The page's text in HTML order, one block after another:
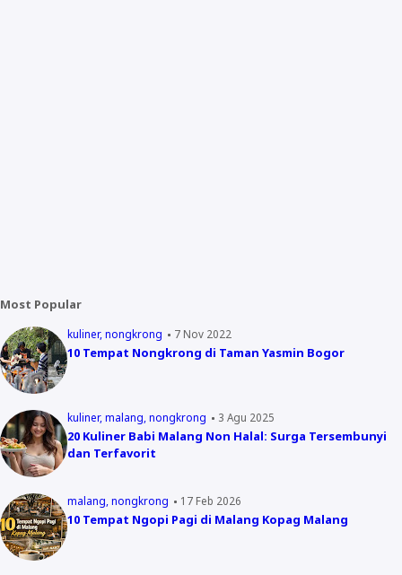
Most Popular
kuliner nongkrong 7 Nov 2022
10 Tempat Nongkrong di Taman Yasmin Bogor
kuliner malang nongkrong 3 Agu 2025
20 Kuliner Babi Malang Non Halal: Surga Tersembunyi
dan Terfavorit
malang nongkrong 17 Feb 2026
10 Tempat Ngopi Pagi di Malang Kopag Malang